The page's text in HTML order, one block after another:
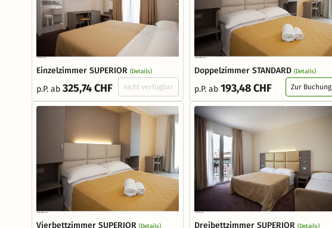
Einzelzimmer SUPERIOR (Details)
p.P. ab 325,74 CHF nicht verfügbar
Doppelzimmer STANDARD (Details)
p.P. ab 193,48 CHF Zur Buchung
Vierbettzimmer SUPERIOR (Details) Dreibettzimmer SUPERIOR (Details)